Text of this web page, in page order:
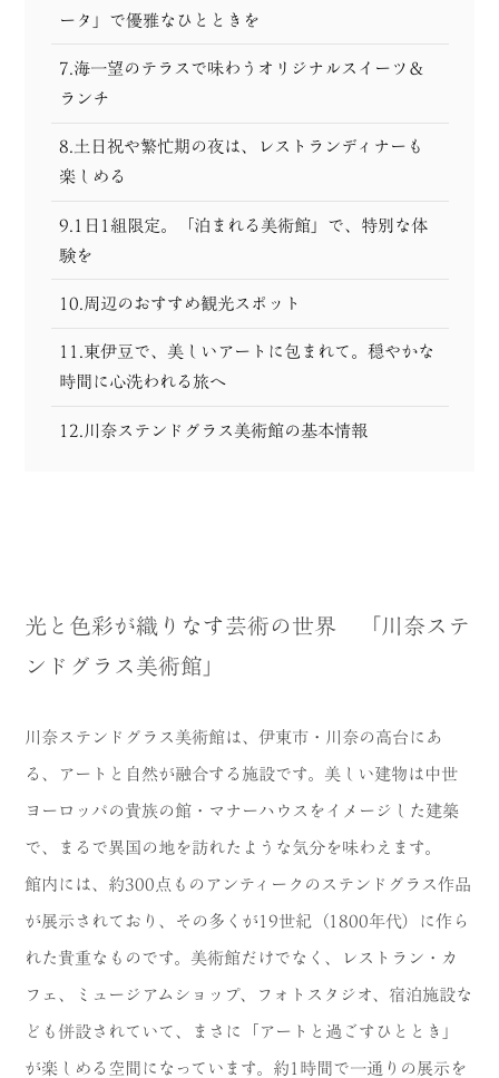
ータ」で優雅なひとときを
7.海一望のテラスで味わうオリジナルスイーツ＆
ランチ
8.土日祝や繁忙期の夜は、レストランディナーも
楽しめる
9.1日1組限定。「泊まれる美術館」で、特別な体
験を
10.周辺のおすすめ観光スポット
11.東伊豆で、美しいアートに包まれて。穏やかな
時間に心洗われる旅へ
12.川奈ステンドグラス美術館の基本情報
光と色彩が織りなす芸術の世界 「川奈ステ
ンドグラス美術館」
川奈ステンドグラス美術館は、伊東市・川奈の高台にあ
る、アートと自然が融合する施設です。美しい建物は中世
ヨーロッパの貴族の館・マナーハウスをイメージした建築
で、まるで異国の地を訪れたような気分を味わえます。
館内には、約300点ものアンティークのステンドグラス作品
が展示されており、その多くが19世紀（1800年代）に作ら
れた貴重なものです。美術館だけでなく、レストラン・カ
フェ、ミュージアムショップ、フォトスタジオ、宿泊施設な
ども併設されていて、まさに「アートと過ごすひととき」
が楽しめる空間になっています。約1時間で一通りの展示を